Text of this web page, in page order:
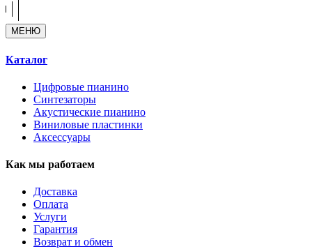
МЕНЮ
Каталог
Цифровые пианино
Синтезаторы
Акустические пианино
Виниловые пластинки
Аксессуары
Как мы работаем
Доставка
Оплата
Услуги
Гарантия
Возврат и обмен